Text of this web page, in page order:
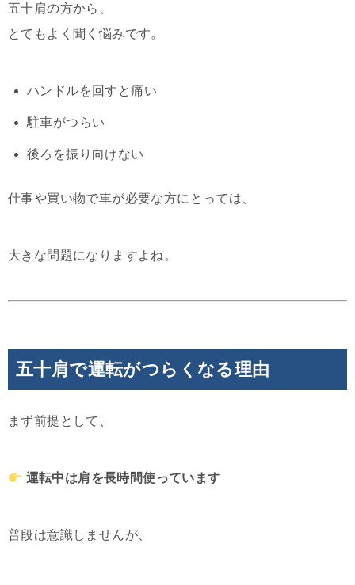
五十肩の方から、
とてもよく聞く悩みです。
ハンドルを回すと痛い
駐車がつらい
後ろを振り向けない
仕事や買い物で車が必要な方にとっては、
大きな問題になりますよね。
五十肩で運転がつらくなる理由
まず前提として、
運転中は肩を長時間使っています
普段は意識しませんが、